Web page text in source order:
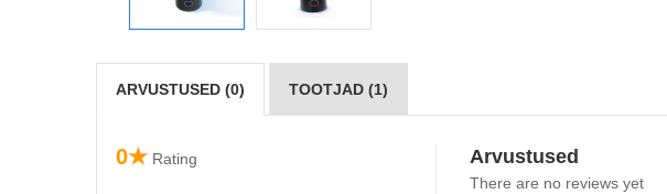
ARVUSTUSED (0) TOOTJAD (1)
0★ Rating Arvustused
There are no reviews yet